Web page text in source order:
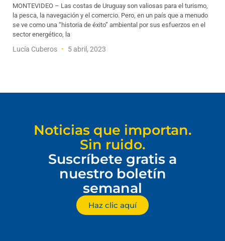
MONTEVIDEO – Las costas de Uruguay son valiosas para el turismo,
la pesca, la navegación y el comercio. Pero, en un país que a menudo
se ve como una “historia de éxito” ambiental por sus esfuerzos en el
sector energético, la
Lucía Cuberos 5 abril, 2023
Noticias que importan.
Sin ruido.
Suscríbete gratis a
nuestro boletín
semanal
Haz clic aquí